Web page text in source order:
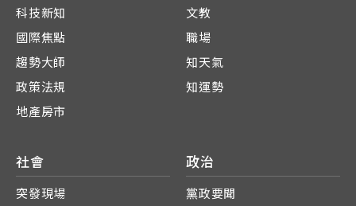
科技新知
國際焦點
趨勢大師
政策法規
地產房市
文教
職場
知天氣
知運勢
社會
突發現場
政治
黨政要聞